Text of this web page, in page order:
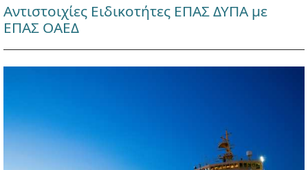
Αντιστοιχίες Ειδικοτήτες ΕΠΑΣ ΔΥΠΑ με
ΕΠΑΣ ΟΑΕΔ